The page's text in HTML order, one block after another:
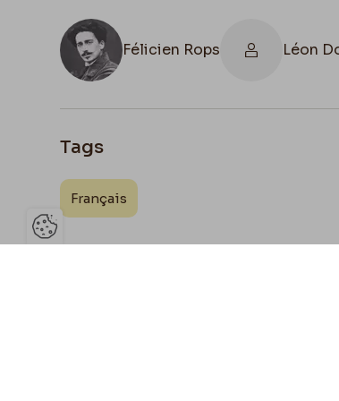
Félicien Rops Léon
Tags
Français
Ouvrir la barre de gestion